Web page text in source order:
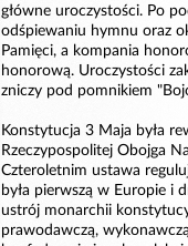
główne uroczystości. Po
odśpiewaniu hymnu oraz
Pamięci, a kompania
honorową. Uroczystości
zniczy pod pomnikiem
Konstytucja 3 Maja była
Rzeczypospolitej Obojga
Czteroletnim ustawa
była pierwszą w Europie i
ustrój monarchii
prawodawczą,